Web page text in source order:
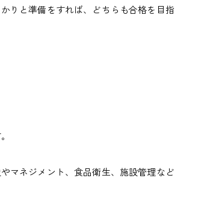
りと準備をすれば、どちらも合格を目指
マネジメント、食品衛生、施設管理など